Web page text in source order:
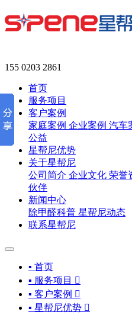
155 0203 2861
首页
服务项目
客户案例
家庭案例 企业案例 汽车
公益
星帮尼优势
关于星帮尼
公司简介 企业文化 荣誉
伙伴
新闻中心
除甲醛科普 星帮尼动态
联系星帮尼
▪ 首页
▪ 服务项目 
▪ 客户案例 
▪ 星帮尼优势 